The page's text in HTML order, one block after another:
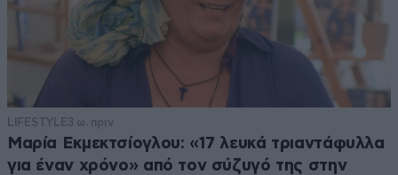
LIFESTYLE3 ω. πριν
Μαρία Εκμεκτσίογλου: «17 λευκά τριαντάφυλλα
για έναν χρόνο» από τον σύζυγό της στην